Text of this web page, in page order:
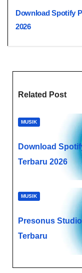
Navigasi
pos
Download Spotify
2026
Related Post
MUSIK
Download
Terbaru 2026
MUSIK
Presonus
Terbaru